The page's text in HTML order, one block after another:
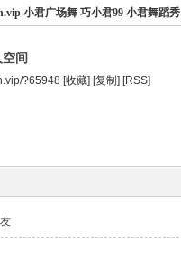
小君广场舞 巧小君99 小君舞蹈秀
空间
?65948 [收藏] [复制] [RSS]